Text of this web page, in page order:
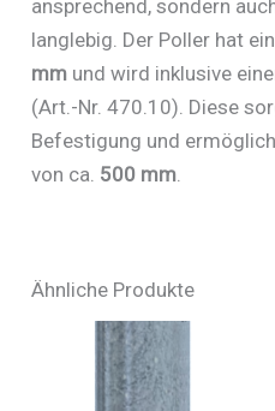
ansprechend, sondern
langlebig. Der Poller hat
mm und wird inklusive
(Art.-Nr. 470.10). Diese
Befestigung und
von ca. 500 mm.
Ähnliche Produkte